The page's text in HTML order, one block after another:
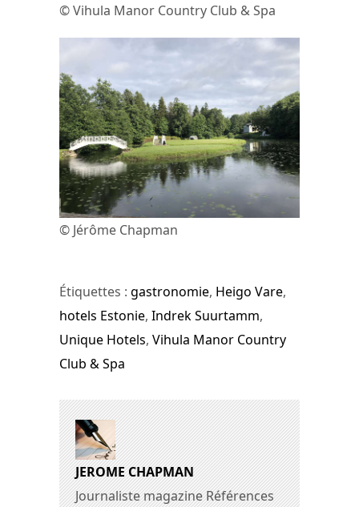
© Vihula Manor Country Club & Spa
© Jérôme Chapman
Étiquettes : gastronomie, Heigo Vare,
hotels Estonie, Indrek Suurtamm,
Unique Hotels, Vihula Manor Country
Club & Spa
JEROME CHAPMAN
Journaliste magazine Références